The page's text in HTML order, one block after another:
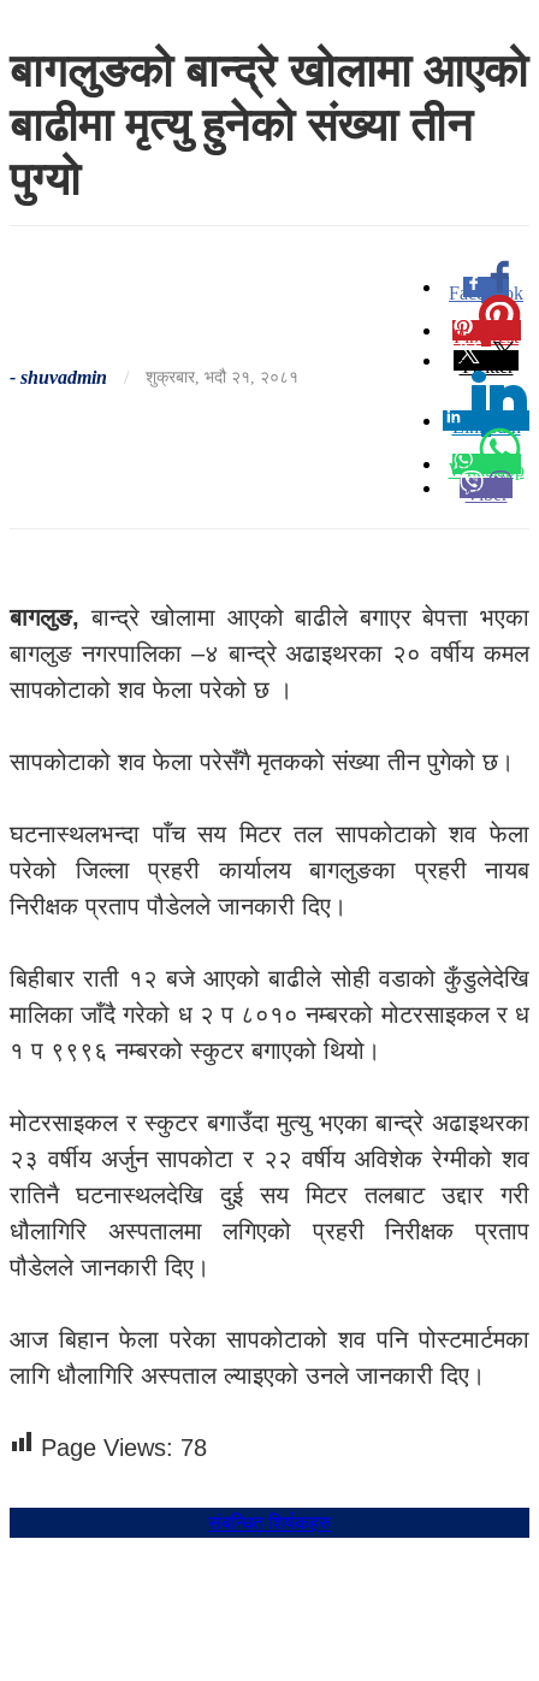
बागलुङको बान्द्रे खोलामा आएको
बाढीमा मृत्यु हुनेको संख्या तीन
पुग्यो
- shuvadmin / शुक्रबार, भदौ २१, २०८१
Facebook
0
Pinterest
Twitter
Linkedin
0
Whatsapp
Viber
बागलुङ, बान्द्रे खोलामा आएको बाढीले बगाएर बेपत्ता भएका
बागलुङ नगरपालिका –४ बान्द्रे अढाइथरका २० वर्षीय कमल
सापकोटाको शव फेला परेको छ ।
सापकोटाको शव फेला परेसँगै मृतकको संख्या तीन पुगेको छ।
घटनास्थलभन्दा पाँच सय मिटर तल सापकोटाको शव फेला
परेको जिल्ला प्रहरी कार्यालय बागलुङका प्रहरी नायब
निरीक्षक प्रताप पौडेलले जानकारी दिए।
बिहीबार राती १२ बजे आएको बाढीले सोही वडाको कुँडुलेदेखि
मालिका जाँदै गरेको ध २ प ८०१० नम्बरको मोटरसाइकल र ध
१ प ९९९६ नम्बरको स्कुटर बगाएको थियो।
मोटरसाइकल र स्कुटर बगाउँदा मुत्यु भएका बान्द्रे अढाइथरका
२३ वर्षीय अर्जुन सापकोटा र २२ वर्षीय अविशेक रेग्मीको शव
रातिनै घटनास्थलदेखि दुई सय मिटर तलबाट उद्दार गरी
धौलागिरि अस्पतालमा लगिएको प्रहरी निरीक्षक प्रताप
पौडेलले जानकारी दिए।
आज बिहान फेला परेका सापकोटाको शव पनि पोस्टमार्टमका
लागि धौलागिरि अस्पताल ल्याइएको उनले जानकारी दिए।
Page Views: 78
संबन्धित शिर्षकहरु